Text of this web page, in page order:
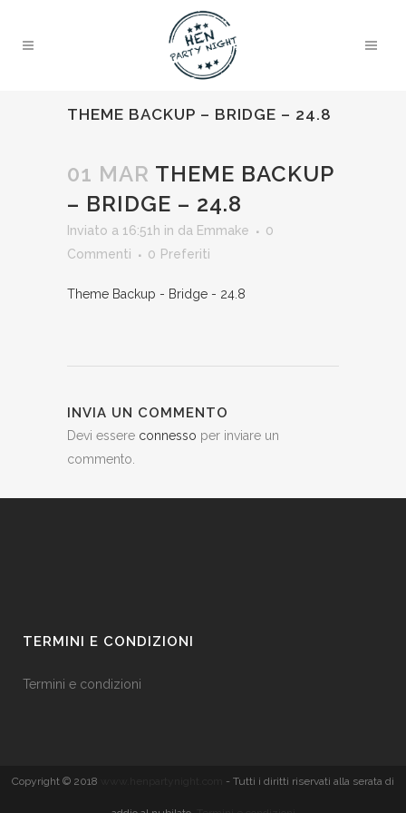
THEME BACKUP – BRIDGE – 24.8
01 MAR THEME BACKUP
– BRIDGE – 24.8
Inviato a 16:51h in da Emmake
0
Commenti
0 Preferiti
Theme Backup - Bridge - 24.8
INVIA UN COMMENTO
Devi essere connesso per inviare un
commento.
TERMINI E CONDIZIONI
Termini e condizioni
Copyright © 2018 - Tutti i diritti riservati alla serata di